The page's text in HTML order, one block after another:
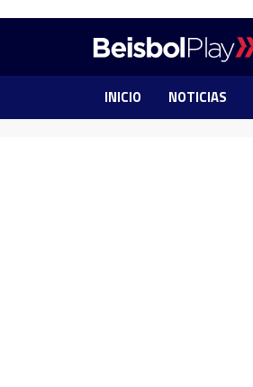
INICIO NOTICIAS